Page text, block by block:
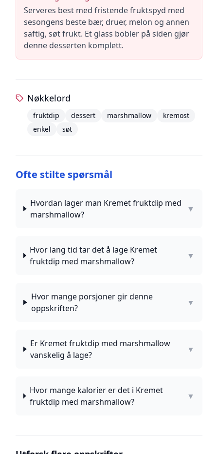
Serveres best med fristende fruktspyd med
sesongens beste bær, druer, melon og annen
saftig, søt frukt. Et glass bobler på siden gjør
denne desserten komplett.
Nøkkelord
fruktdip dessert marshmallow
kremost
enkel
søt
Ofte stilte spørsmål
Hvordan lager man Kremet fruktdip med
marshmallow?
▼
Hvor lang tid tar det å lage Kremet
fruktdip med marshmallow?
▼
Hvor mange porsjoner gir denne
oppskriften?
▼
Er Kremet fruktdip med marshmallow
vanskelig å lage?
▼
Hvor mange kalorier er det i Kremet
fruktdip med marshmallow?
▼